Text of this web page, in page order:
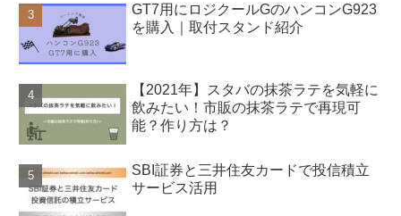
GT7用にロジクールGのハンコンG923
を購入｜取付スタンド紹介
【2021年】スタバの抹茶ラテを気軽に
飲みたい！市販の抹茶ラテで再現可
能？作り方は？
SBI証券と三井住友カードで投信積立
サービス活用